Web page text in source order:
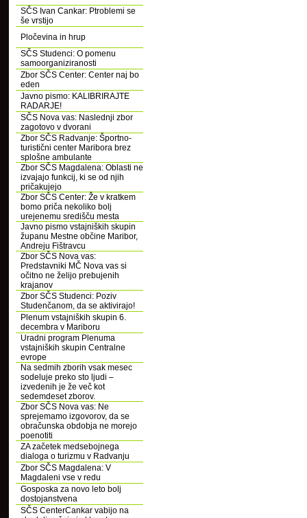
SČS Ivan Cankar: Ptroblemi se
še vrstijo
Pločevina in hrup
SČS Studenci: O pomenu
samoorganiziranosti
Zbor SČS Center: Center naj bo
eden
Javno pismo: KALIBRIRAJTE
RADARJE!
SČS Nova vas: Naslednji zbor
zagotovo v dvorani
Zbor SČS Radvanje: Športno-
turistični center Maribora brez
splošne ambulante
Zbor SČS Magdalena: Oblasti ne
izvajajo funkcij, ki se od njih
pričakujejo
Zbor SČS Center: Že v kratkem
bomo priča nekoliko bolj
urejenemu središču mesta
Javno pismo vstajniških skupin
županu Mestne občine Maribor,
Andreju Fištravcu
Zbor SČS Nova vas:
Predstavniki MČ Nova vas si
očitno ne želijo prebujenih
krajanov
Zbor SČS Studenci: Poziv
Studenčanom, da se aktivirajo!
Plenum vstajniških skupin 6.
decembra v Mariboru
Uradni program Plenuma
vstajniških skupin Centralne
evrope
Na sedmih zborih vsak mesec
sodeluje preko sto ljudi –
izvedenih je že več kot
sedemdeset zborov.
Zbor SČS Nova vas: Ne
sprejemamo izgovorov, da se
obračunska obdobja ne morejo
poenotiti
ZA začetek medsebojnega
dialoga o turizmu v Radvanju
Zbor SČS Magdalena: V
Magdaleni vse v redu
Gosposka za novo leto bolj
dostojanstvena
SČS CenterCankar vabijo na